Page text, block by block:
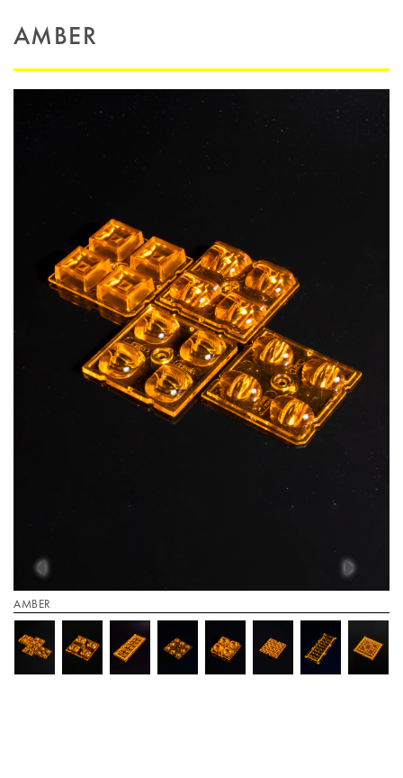
AMBER
AMBER